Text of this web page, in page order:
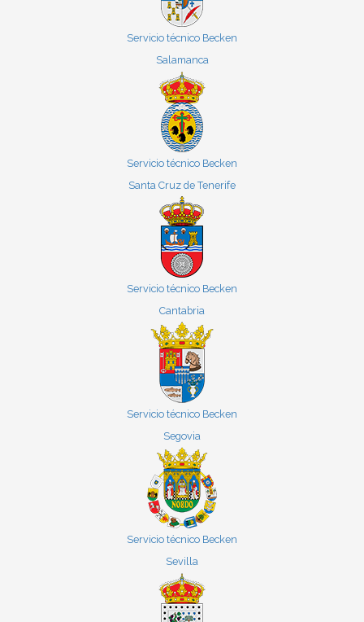
Servicio técnico Becken
Salamanca
Servicio técnico Becken
Santa Cruz de Tenerife
Servicio técnico Becken
Cantabria
Servicio técnico Becken
Segovia
Servicio técnico Becken
Sevilla